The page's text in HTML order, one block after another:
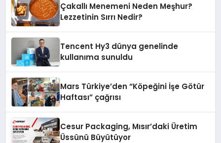
Çakallı Menemeni Neden Meşhur?
Lezzetinin Sırrı Nedir?
Tencent Hy3 dünya genelinde
kullanıma sunuldu
Mars Türkiye’den “Köpeğini İşe Götür
Haftası” çağrısı
Cesur Packaging, Mısır’daki Üretim
Üssünü Büyütüyor